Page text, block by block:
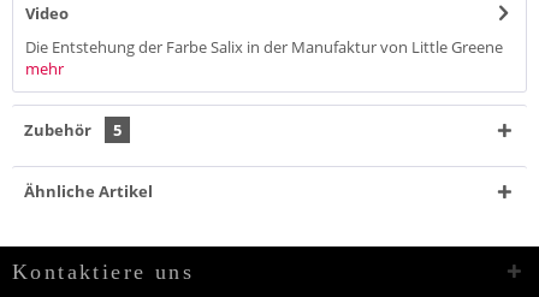
Video
Die Entstehung der Farbe Salix in der Manufaktur von Little Greene
mehr
Zubehör 5
Ähnliche Artikel
Kontaktiere uns